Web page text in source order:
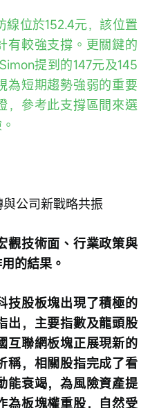
有較強支撐。更關鍵的
提到的147元及145
為短期趨勢強弱的重要
，參考此支撐區間來選
公司新戰略共振
觀技術面、行業政策與
的結果。
技股板塊出現了積極的
出，主要指數及龍頭股
互聯網板塊正展現新的
稱，相關股指完成了看
能衰竭，為風險資產提
為板塊權重股，自然受